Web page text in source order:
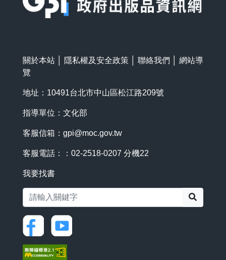
關於本站 隱私權及安全政策 聯絡我們
網站導
覽
地址：10491台北市中山區松江路209號
指導單位：文化部
客服信箱： gpi@moc.gov.tw
客服電話：：02-2518-0207 分機22
我要找書